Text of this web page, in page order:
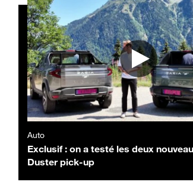
Auto
Exclusif : on a testé les deux
Duster pick-up